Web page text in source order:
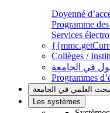
Doyenné
Programme
Services
Collèges /
في الجامعة
Programmes
العلمي في الجامعة
Les systèmes